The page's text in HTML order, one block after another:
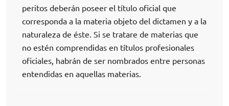
peritos deberán poseer el título oficial que
corresponda a la materia objeto del dictamen y a la
naturaleza de éste. Si se tratare de materias que
no estén comprendidas en títulos profesionales
oficiales, habrán de ser nombrados entre personas
entendidas en aquellas materias.